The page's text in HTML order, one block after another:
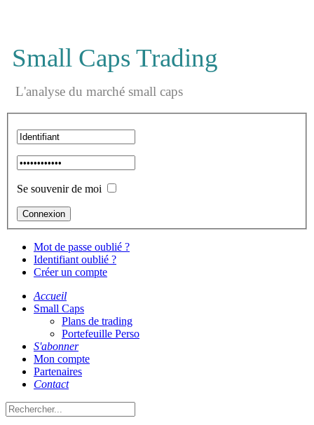
Small Caps Trading
L'analyse du marché small caps
Se souvenir de moi
Mot de passe oublié ?
Identifiant oublié ?
Créer un compte
Accueil
Small Caps
Plans de trading
Portefeuille Perso
S'abonner
Mon compte
Partenaires
Contact